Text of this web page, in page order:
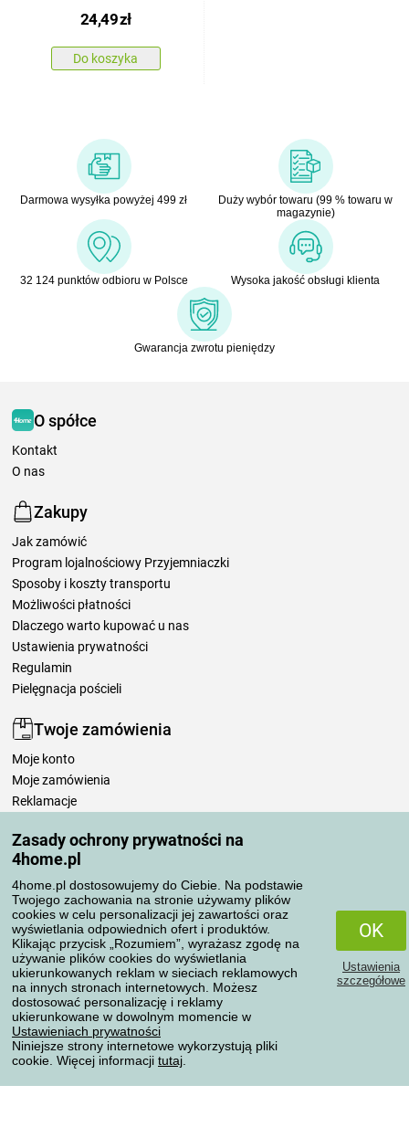
Zasady ochrony prywatności na
4home.pl
4home.pl dostosowujemy do Ciebie. Na podstawie
Twojego zachowania na stronie używamy plików
cookies w celu personalizacji jej zawartości oraz
wyświetlania odpowiednich ofert i produktów.
Klikając przycisk „Rozumiem”, wyrażasz zgodę na
używanie plików cookies do wyświetlania
ukierunkowanych reklam w sieciach reklamowych
na innych stronach internetowych. Możesz
dostosować personalizację i reklamy
ukierunkowane w dowolnym momencie w
Ustawieniach prywatności
Niniejsze strony internetowe wykorzystują pliki
cookie. Więcej informacji tutaj
OK
Ustawienia
szczegółowe
24,49zł
Do koszyka
Darmowa wysyłka powyżej 499 zł
Duży wybór towaru (99 % towaru w
magazynie)
32 124 punktów odbioru w Polsce Wysoka jakość obsługi klienta
Gwarancja zwrotu pieniędzy
O spółce
Kontakt
O nas
Zakupy
Jak zamówić
Program lojalnościowy Przyjemniaczki
Sposoby i koszty transportu
Możliwości płatności
Dlaczego warto kupować u nas
Ustawienia prywatności
Regulamin
Pielęgnacja pościeli
Twoje zamówienia
Moje konto
Moje zamówienia
Reklamacje
Zasady przetwarzania recenzji
Sposoby transportu
Metody płatności
Niezawodny sklep